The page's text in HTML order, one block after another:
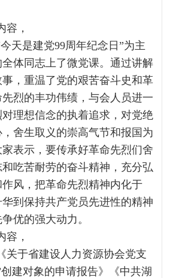
容，
今天是建党99周年纪念日”为主
体同志上了微党课。通过讲解
，重温了党的艰苦奋斗史和革
烈的丰功伟绩，与会人员进一
理想信念的执着追求，对党绝
舍生取义的崇高气节和报国为
表示，要传承好革命先烈们舍
吃苦耐劳的奋斗精神，充分弘
风，把革命先烈精神内化于
到保持共产党员先进性的精神
优的强大动力。
容，
关于省建设人力资源协会党支
建对象的申请报告》《中共湖